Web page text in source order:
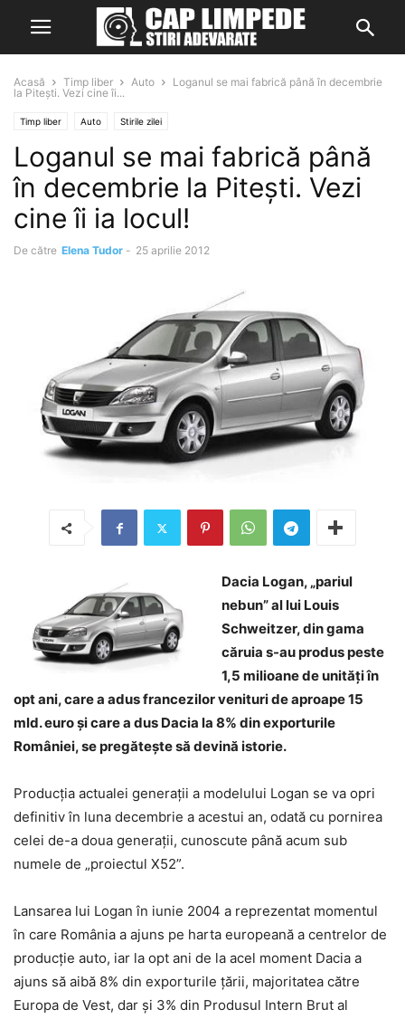
Acasă Timp liber Auto
Loganul se mai fabrică până în decembrie
la Pitești. Vezi cine îi...
Timp liber Auto Stirile zilei
Loganul se mai fabrică până
în decembrie la Pitești. Vezi
cine îi ia locul!
De către Elena Tudor - 25 aprilie 2012
Dacia Logan, „pariul
nebun” al lui Louis
Schweitzer, din gama
căruia s-au produs peste
1,5 milioane de unităţi în
opt ani, care a adus francezilor venituri de aproape 15
mld. euro şi care a dus Dacia la 8% din exporturile
României, se pregăteşte să devină istorie.
Producţia actualei generaţii a modelului Logan se va opri
definitiv în luna decembrie a acestui an, odată cu pornirea
celei de-a doua generaţii, cunoscute până acum sub
numele de „proiectul X52”.
Lansarea lui Logan în iunie 2004 a reprezentat momentul
în care România a ajuns pe harta europeană a centrelor de
producţie auto, iar la opt ani de la acel moment Dacia a
ajuns să aibă 8% din exporturile ţării, majoritatea către
Europa de Vest, dar şi 3% din Produsul Intern Brut al